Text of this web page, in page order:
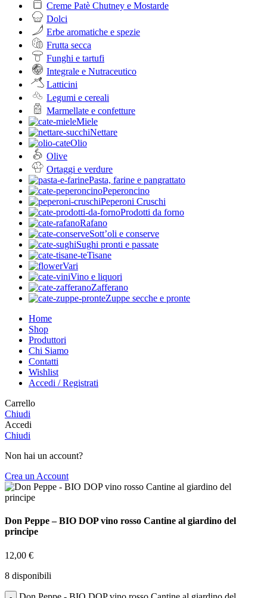
Creme Patè Chutney e Mostarde
Dolci
Erbe aromatiche e spezie
Frutta secca
Funghi e tartufi
Integrale e Nutraceutico
Latticini
Legumi e cereali
Marmellate e confetture
Miele
Nettare
Olio
Olive
Ortaggi e verdure
Pasta, farine e pangrattato
Peperoncino
Peperoni Cruschi
Prodotti da forno
Rafano
Sott’oli e conserve
Sughi pronti e passate
Tisane
Vari
Vino e liquori
Zafferano
Zuppe secche e pronte
Home
Shop
Produttori
Chi Siamo
Contatti
Wishlist
Accedi / Registrati
Carrello
Chiudi
Accedi
Chiudi
Non hai un account?
Crea un Account
Don Peppe – BIO DOP vino rosso Cantine al giardino del
principe
12,00 €
8 disponibili